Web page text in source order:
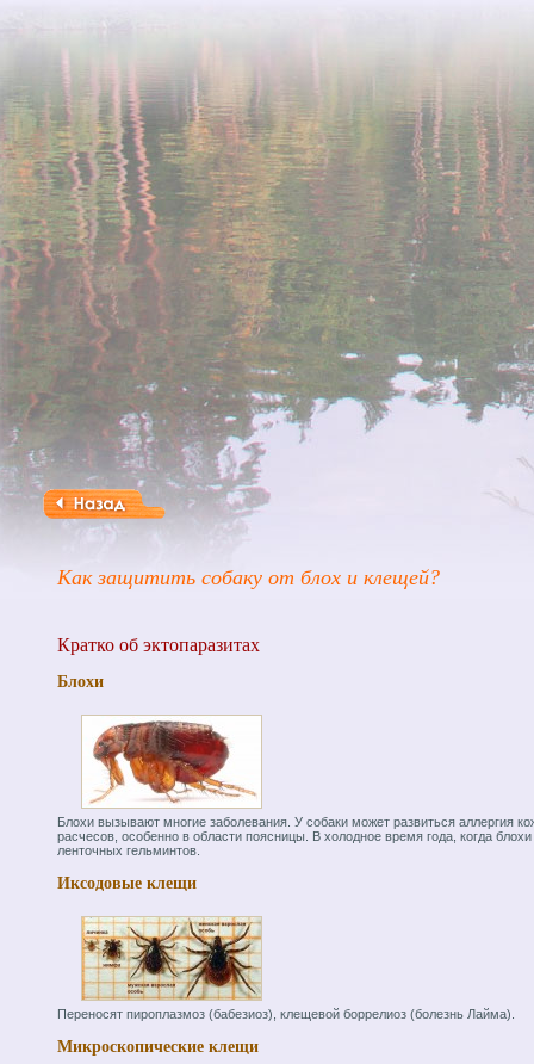
Как защитить собаку от блох и клещей?
Кратко об эктопаразитах
Блохи
Блохи вызывают многие заболевания. У собаки может развиться аллергия
расчесов, особенно в области поясницы. В холодное время года, когда
ленточных гельминтов.
Иксодовые клещи
Переносят пироплазмоз (бабезиоз), клещевой боррелиоз (болезнь Лайма).
Микроскопические клещи